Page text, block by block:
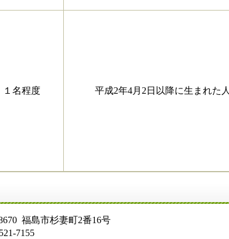
１名程度 平成2年4月2日以降に生まれた人
島市杉妻町2番16号